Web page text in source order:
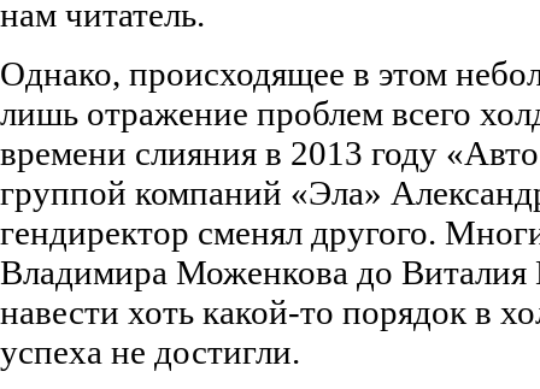
нам читатель.
Однако, происходящее в этом
лишь отражение проблем всего
времени слияния в 2013 году
группой компаний «Эла»
гендиректор сменял другого.
Владимира Моженкова до Виталия
навести хоть какой-то порядок в
успеха не достигли.